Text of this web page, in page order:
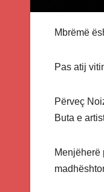
Mbrëmë
Pas atij
Përveç
Buta e
Menjëherë